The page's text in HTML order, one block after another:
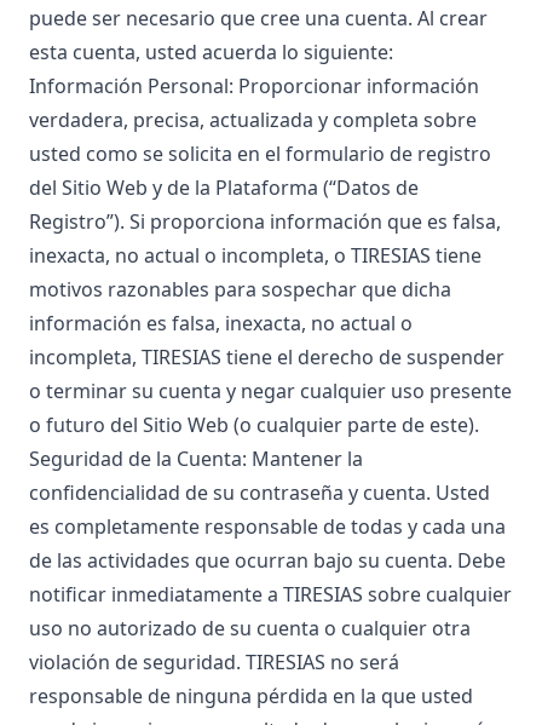
puede ser necesario que cree una cuenta. Al crear
esta cuenta, usted acuerda lo siguiente:
Información Personal: Proporcionar información
verdadera, precisa, actualizada y completa sobre
usted como se solicita en el formulario de registro
del Sitio Web y de la Plataforma (“Datos de
Registro”). Si proporciona información que es falsa,
inexacta, no actual o incompleta, o TIRESIAS tiene
motivos razonables para sospechar que dicha
información es falsa, inexacta, no actual o
incompleta, TIRESIAS tiene el derecho de suspender
o terminar su cuenta y negar cualquier uso presente
o futuro del Sitio Web (o cualquier parte de este).
Seguridad de la Cuenta: Mantener la
confidencialidad de su contraseña y cuenta. Usted
es completamente responsable de todas y cada una
de las actividades que ocurran bajo su cuenta. Debe
notificar inmediatamente a TIRESIAS sobre cualquier
uso no autorizado de su cuenta o cualquier otra
violación de seguridad. TIRESIAS no será
responsable de ninguna pérdida en la que usted